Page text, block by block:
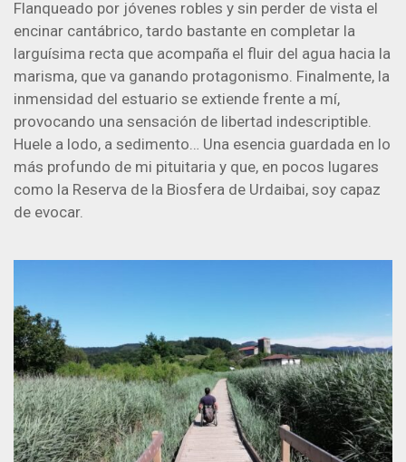
Flanqueado por jóvenes robles y sin perder de vista el
encinar cantábrico, tardo bastante en completar la
larguísima recta que acompaña el fluir del agua hacia la
marisma, que va ganando protagonismo. Finalmente, la
inmensidad del estuario se extiende frente a mí,
provocando una sensación de libertad indescriptible.
Huele a lodo, a sedimento… Una esencia guardada en lo
más profundo de mi pituitaria y que, en pocos lugares
como la Reserva de la Biosfera de Urdaibai, soy capaz
de evocar.